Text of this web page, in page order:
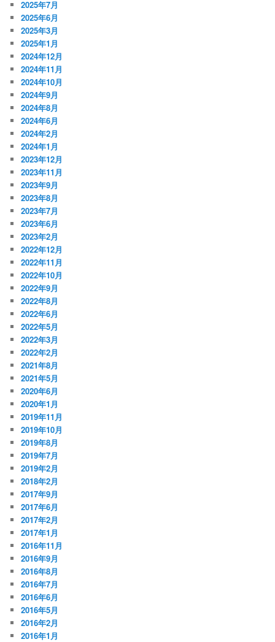
2025年7月
2025年6月
2025年3月
2025年1月
2024年12月
2024年11月
2024年10月
2024年9月
2024年8月
2024年6月
2024年2月
2024年1月
2023年12月
2023年11月
2023年9月
2023年8月
2023年7月
2023年6月
2023年2月
2022年12月
2022年11月
2022年10月
2022年9月
2022年8月
2022年6月
2022年5月
2022年3月
2022年2月
2021年8月
2021年5月
2020年6月
2020年1月
2019年11月
2019年10月
2019年8月
2019年7月
2019年2月
2018年2月
2017年9月
2017年6月
2017年2月
2017年1月
2016年11月
2016年9月
2016年8月
2016年7月
2016年6月
2016年5月
2016年2月
2016年1月